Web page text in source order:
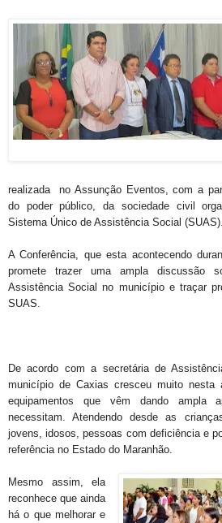
realizada no Assunção Eventos, com a
do poder público, da sociedade civil
Sistema Único de Assistência Social (SUAS).
A Conferência, que esta acontecendo
promete trazer uma ampla discussão
Assistência Social no município e traçar
SUAS.
De acordo com a secretária de
município de Caxias cresceu muito nesta
equipamentos que vêm dando ampla
necessitam. Atendendo desde as
jovens, idosos, pessoas com deficiência e
referência no Estado do Maranhão.
Mesmo assim, ela
reconhece que ainda
há o que melhorar e